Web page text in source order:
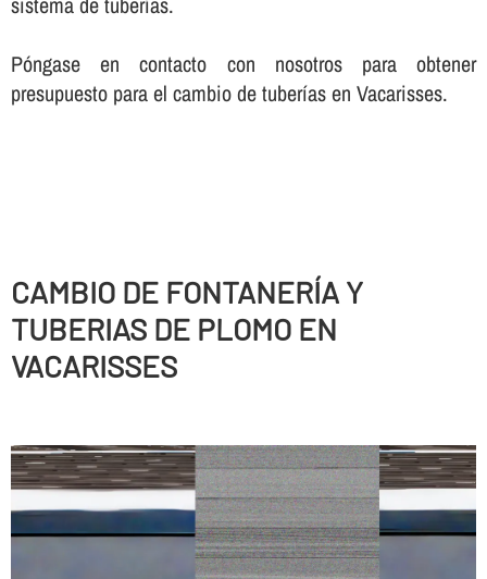
Póngase en contacto con nosotros para obtener
presupuesto para el cambio de tuberí­as en Vacarisses.
CAMBIO DE FONTANERÍ­A Y
TUBERIAS DE PLOMO EN
VACARISSES